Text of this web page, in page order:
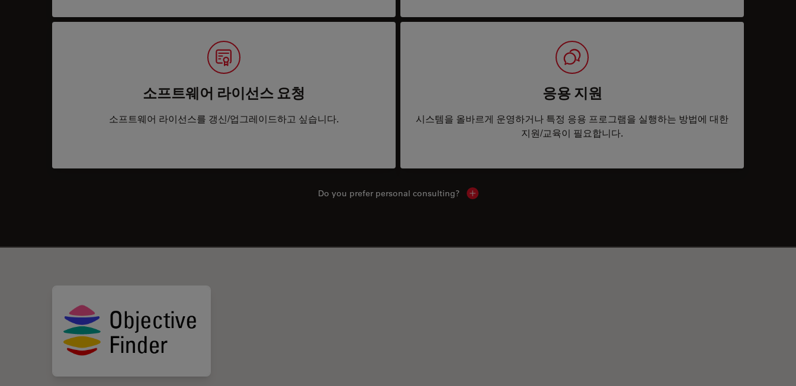
소프트웨어 라이선스 요청
소프트웨어 라이선스를 갱신/업그레이드하고 싶습니다.
응용 지원
시스템을 올바르게 운영하거나 특정 응용 프로그램을 실행하는 방법에 대한
지원/교육이 필요합니다.
Do you prefer personal consulting? Show local contacts